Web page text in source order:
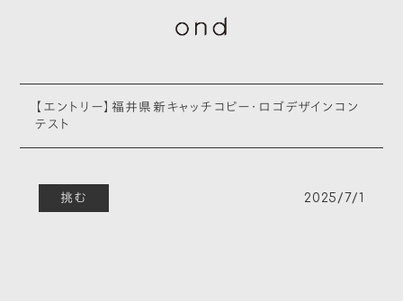
【エントリー】福井県新キャッチコピー・ロゴデザインコン
テスト
挑む 2025/7/1